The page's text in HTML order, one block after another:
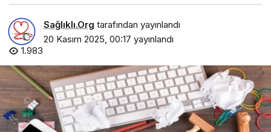
Sağlıklı.Org tarafından yayınlandı
20 Kasım 2025, 00:17 yayınlandı
1.983